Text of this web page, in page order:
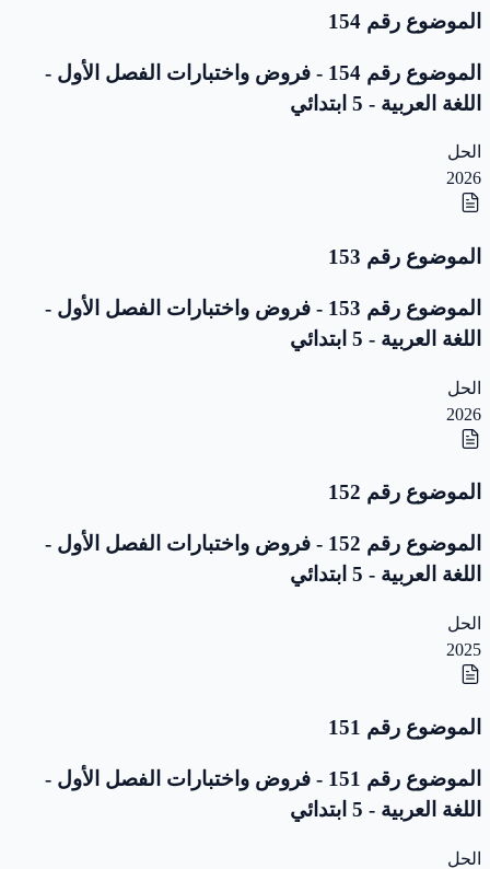
الموضوع رقم 154
الموضوع رقم 154 - فروض واختبارات الفصل الأول -
اللغة العربية - 5 ابتدائي
الحل
2026
الموضوع رقم 153
الموضوع رقم 153 - فروض واختبارات الفصل الأول -
اللغة العربية - 5 ابتدائي
الحل
2026
الموضوع رقم 152
الموضوع رقم 152 - فروض واختبارات الفصل الأول -
اللغة العربية - 5 ابتدائي
الحل
2025
الموضوع رقم 151
الموضوع رقم 151 - فروض واختبارات الفصل الأول -
اللغة العربية - 5 ابتدائي
الحل